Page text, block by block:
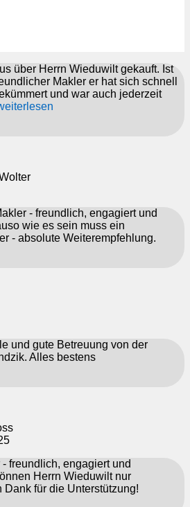
über Herrn Wieduwilt gekauft. Ist
Makler er hat sich schnell
und war auch jederzeit
- freundlich, engagiert und
wie es sein muss ein
- absolute Weiterempfehlung.
und gute Betreuung von der
Alles bestens
freundlich, engagiert und
Herrn Wieduwilt nur
für die Unterstützung!